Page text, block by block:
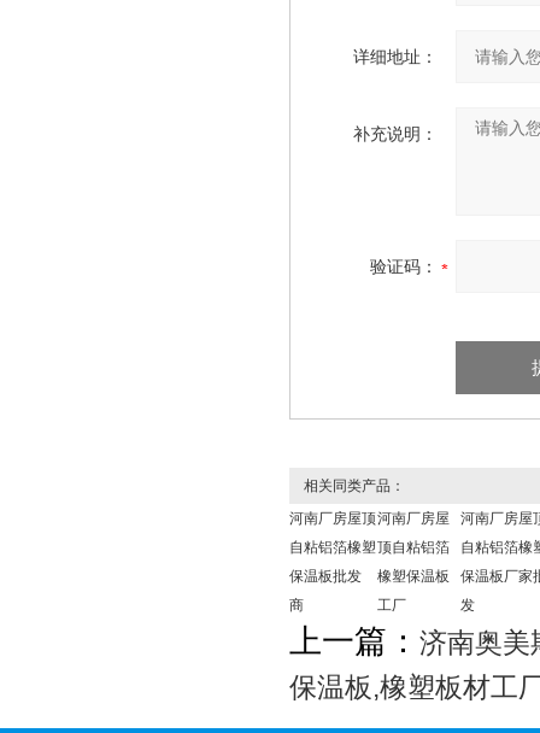
详细地址：
补充说明：
验证码：
相关同类产品：
河南厂房屋顶
自粘铝箔橡塑
保温板批发
商
河南厂房屋
顶自粘铝箔
橡塑保温板
工厂
河南厂房屋
自粘铝箔橡
保温板厂家
发
上一篇： 济南奥美
保温板,橡塑板材工